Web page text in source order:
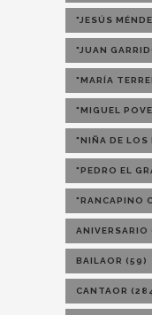
"JESÚS
"JUAN
"MARÍA
"MIGUEL
"NIÑA DE LOS
"PEDRO EL
"RANCAPINO
ANIVERSARIO
BAILAOR (59)
CANTAOR